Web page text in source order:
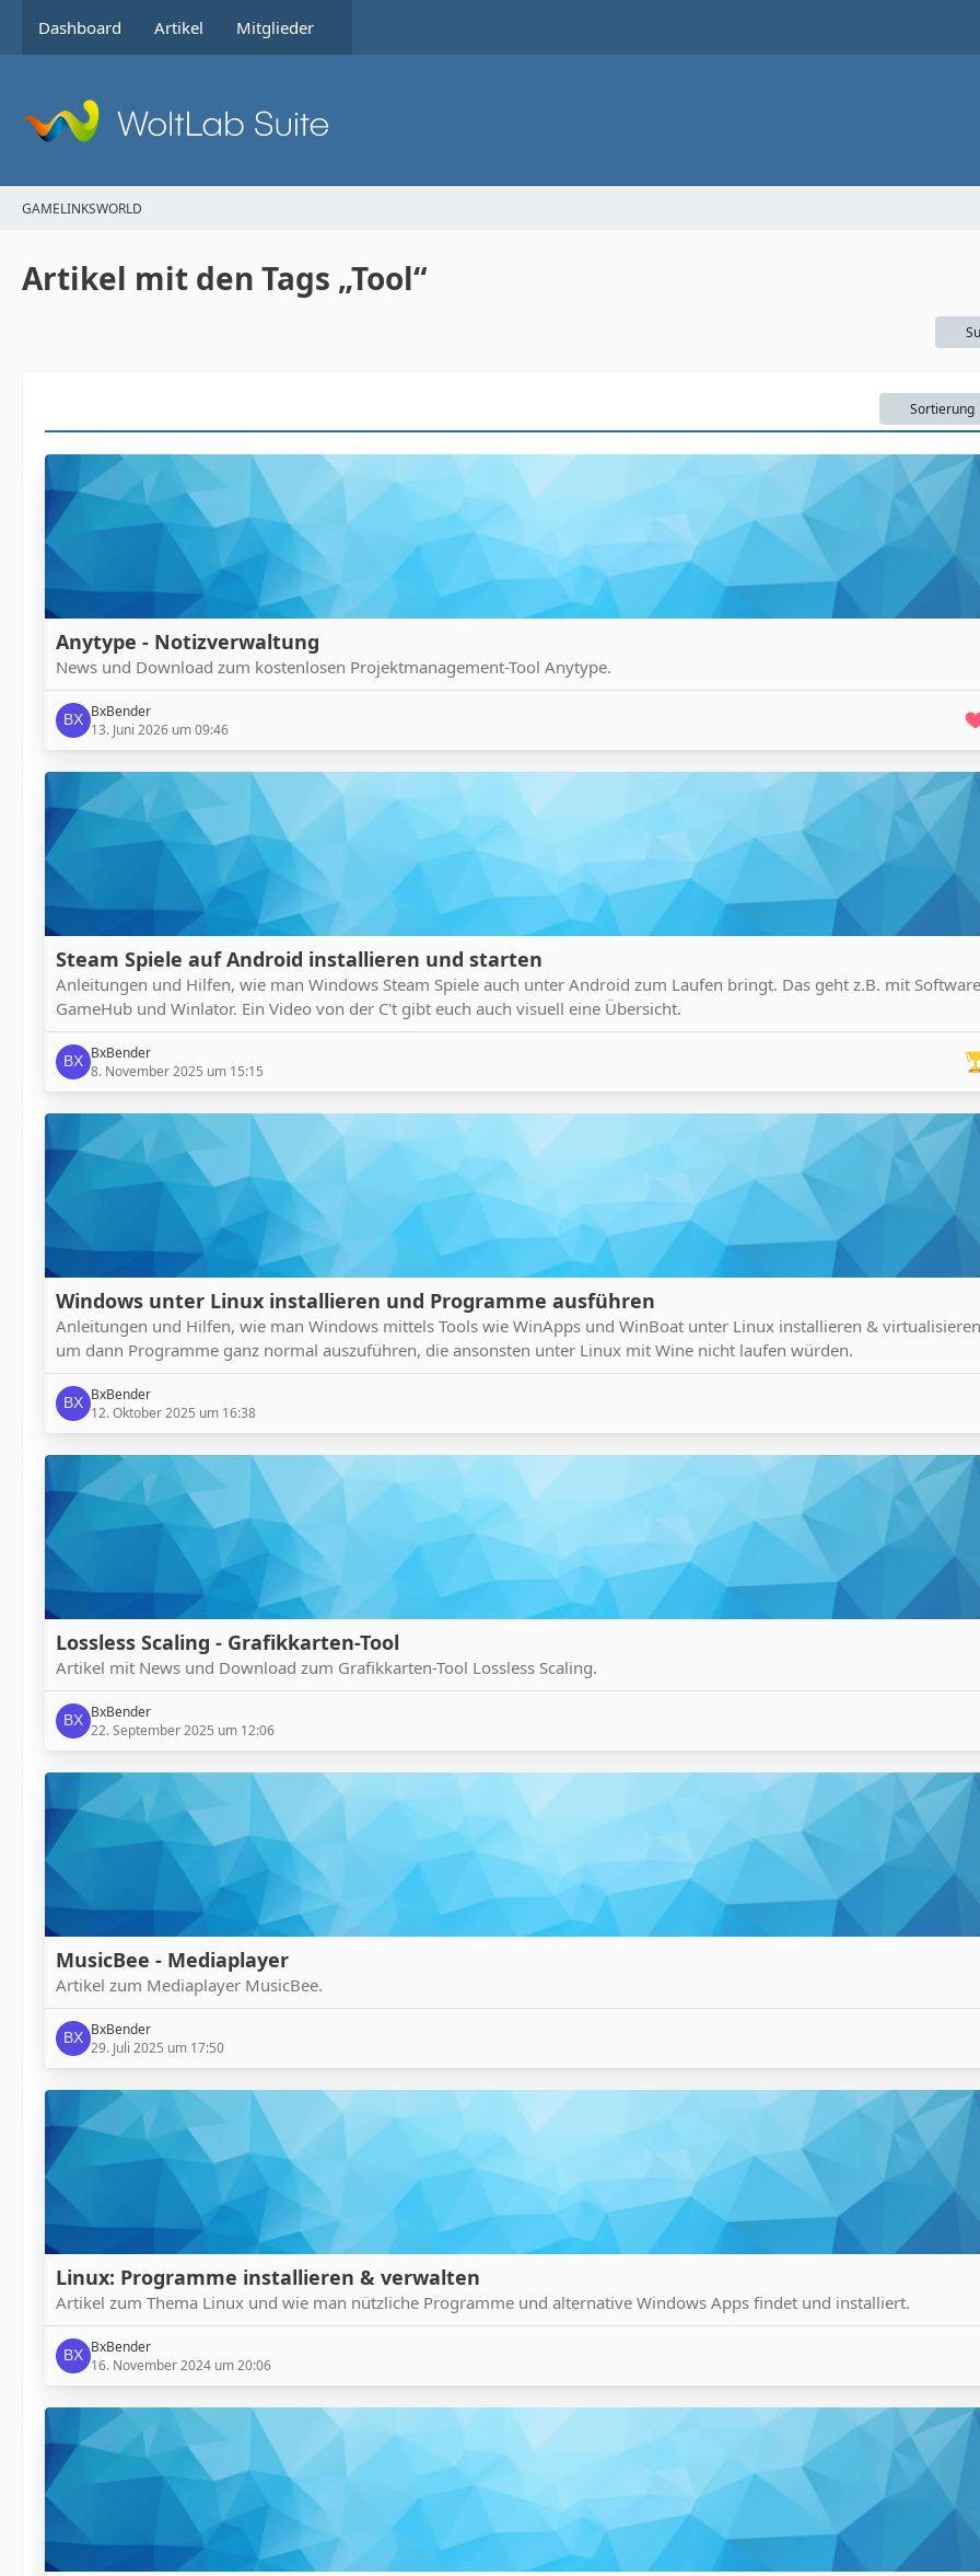
Dashboard Artikel Mitglieder
GAMELINKSWORLD
Artikel mit den Tags „Tool“
Sortierung
Anytype - Notizverwaltung
News und Download zum kostenlosen Projektmanagement-Tool Anytype.
BxBender
13. Juni 2026 um 09:46
Steam Spiele auf Android installieren und starten
Anleitungen und Hilfen, wie man Windows Steam Spiele auch unter Android zum Laufen bringt. Das geht z.B. mit
GameHub und Winlator. Ein Video von der C't gibt euch auch visuell eine Übersicht.
BxBender
8. November 2025 um 15:15
Windows unter Linux installieren und Programme ausführen
Anleitungen und Hilfen, wie man Windows mittels Tools wie WinApps und WinBoat unter Linux installieren &
um dann Programme ganz normal auszuführen, die ansonsten unter Linux mit Wine nicht laufen würden.
BxBender
12. Oktober 2025 um 16:38
Lossless Scaling - Grafikkarten-Tool
Artikel mit News und Download zum Grafikkarten-Tool Lossless Scaling.
BxBender
22. September 2025 um 12:06
MusicBee - Mediaplayer
Artikel zum Mediaplayer MusicBee.
BxBender
29. Juli 2025 um 17:50
Linux: Programme installieren & verwalten
Artikel zum Thema Linux und wie man nützliche Programme und alternative Windows Apps findet und installiert.
BxBender
16. November 2024 um 20:06